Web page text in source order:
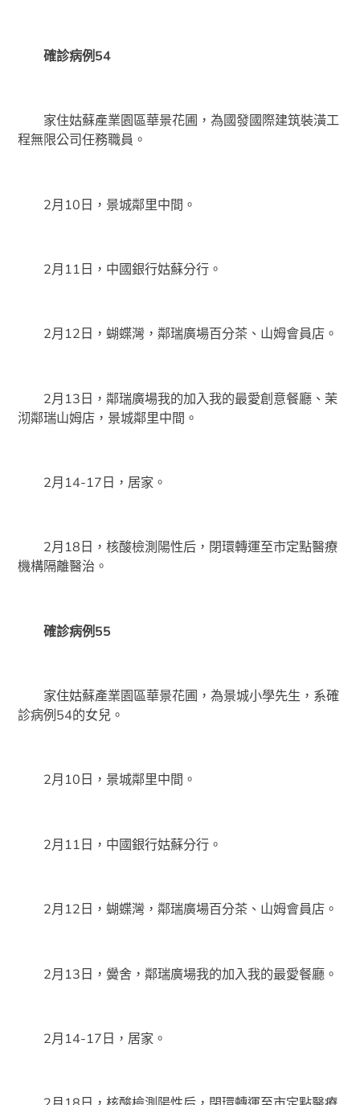
確診病例54
家住姑蘇產業園區華景花圃，為國發國際建筑裝潢工
程無限公司任務職員。
2月10日，景城鄰里中間。
2月11日，中國銀行姑蘇分行。
2月12日，蝴蝶灣，鄰瑞廣場百分茶、山姆會員店。
2月13日，鄰瑞廣場我的加入我的最愛創意餐廳、茉
沏鄰瑞山姆店，景城鄰里中間。
2月14-17日，居家。
2月18日，核酸檢測陽性后，閉環轉運至市定點醫療
機構隔離醫治。
確診病例55
家住姑蘇產業園區華景花圃，為景城小學先生，系確
診病例54的女兒。
2月10日，景城鄰里中間。
2月11日，中國銀行姑蘇分行。
2月12日，蝴蝶灣，鄰瑞廣場百分茶、山姆會員店。
2月13日，黌舍，鄰瑞廣場我的加入我的最愛餐廳。
2月14-17日，居家。